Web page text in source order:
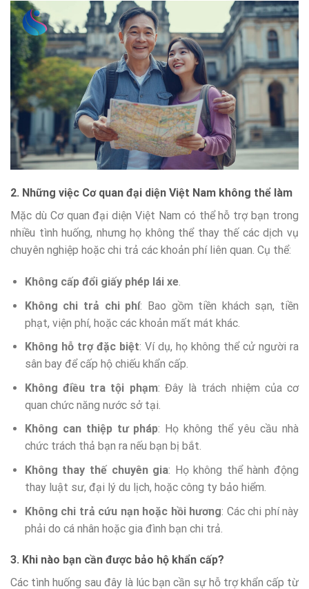
2. Những việc Cơ quan đại diện Việt Nam không thể làm
Mặc dù Cơ quan đại diện Việt Nam có thể hỗ trợ bạn trong
nhiều tình huống, nhưng họ không thể thay thế các dịch vụ
chuyên nghiệp hoặc chi trả các khoản phí liên quan. Cụ thể:
Không cấp đổi giấy phép lái xe.
Không chi trả chi phí: Bao gồm tiền khách sạn, tiền
phạt, viện phí, hoặc các khoản mất mát khác.
Không hỗ trợ đặc biệt: Ví dụ, họ không thể cử người ra
sân bay để cấp hộ chiếu khẩn cấp.
Không điều tra tội phạm: Đây là trách nhiệm của cơ
quan chức năng nước sở tại.
Không can thiệp tư pháp: Họ không thể yêu cầu nhà
chức trách thả bạn ra nếu bạn bị bắt.
Không thay thế chuyên gia: Họ không thể hành động
thay luật sư, đại lý du lịch, hoặc công ty bảo hiểm.
Không chi trả cứu nạn hoặc hồi hương: Các chi phí này
phải do cá nhân hoặc gia đình bạn chi trả.
3. Khi nào bạn cần được bảo hộ khẩn cấp?
Các tình huống sau đây là lúc bạn cần sự hỗ trợ khẩn cấp từ